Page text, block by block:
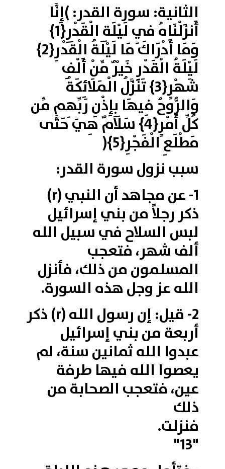
الثانية: سورة القدر: )إِنَّا
أَنزَلْنَاهُ فِي لَيْلَةِ الْقَدْرِ{1}
وَمَا أَدْرَاكَ مَا لَيْلَةُ الْقَدْرِ{2}
لَيْلَةُ الْقَدْرِ خَيْرٌ مِّنْ أَلْفِ
شَهْرٍ{3} تَنَزَّلُ الْمَلَائِكَةُ
وَالرُّوحُ فِيهَا بِإِذْنِ رَبِّهِم مِّن
كُلِّ أَمْرٍ{4} سَلَامٌ هِيَ حَتَّى
مَطْلَعِ الْفَجْرِ{5}(
سبب نزول سورة القدر:
1- عن مجاهد أن النبي (r)
ذكر رجلاً من بني إسرائيل
لبس السلاح في سبيل الله
ألف شهر، فتعجب
المسلمون من ذلك، فأنزل
الله عز وجل هذه السورة.
2- قيل: إن رسول الله (r) ذكر
أربعة من بني إسرائيل
عبدوا الله ثمانين سنة، لم
يعصوا الله فيها طرفة
عين، فتعجب الصحابة من
ذلك
فنزلت.
"13"